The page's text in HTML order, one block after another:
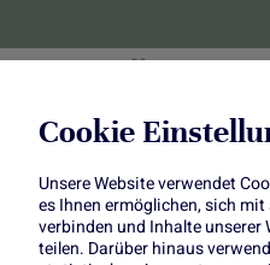
Cookie
Unsere Website verwendet
es Ihnen ermöglichen, sich
verbinden und Inhalte unserer
teilen. Darüber hinaus
Das sind "1000 gute
und Gemüse – sie